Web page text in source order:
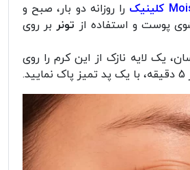
را روزانه دو بار، صبح و
پوست و استفاده از تونر بر روی
یک لایه نازک از این کرم را روی